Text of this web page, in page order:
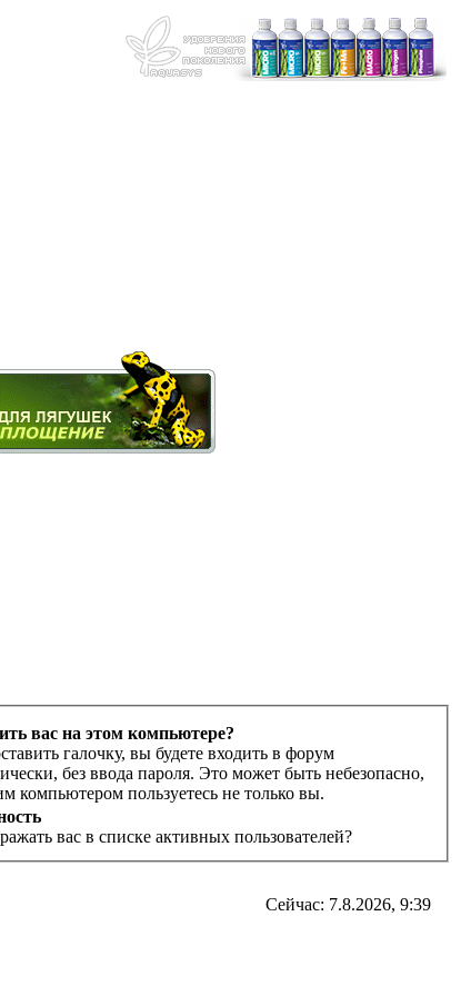
вас на этом компьютере?
галочку, вы будете входить в форум
без ввода пароля. Это может быть небезопасно,
компьютером пользуетесь не только вы.
вас в списке активных пользователей?
Сейчас: 7.8.2026, 9:39